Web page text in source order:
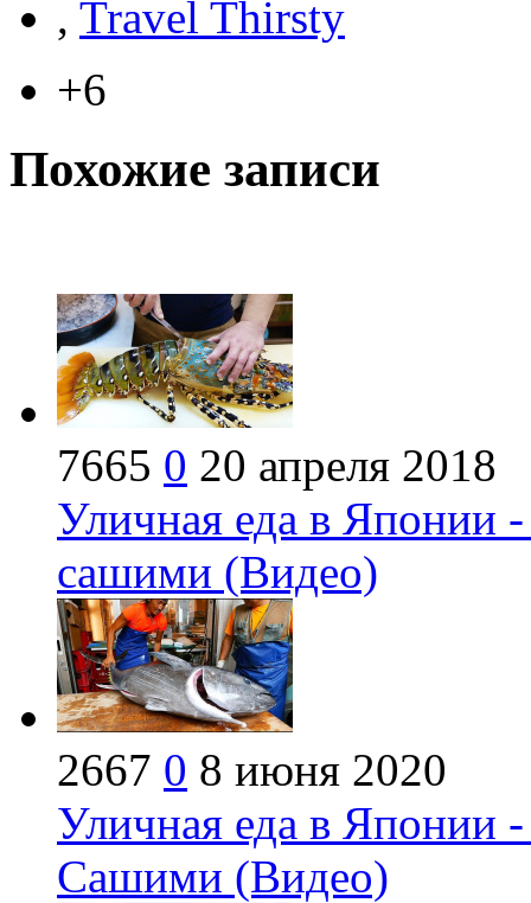
, Travel Thirsty
+6
Похожие записи
7665 0 20 апреля 2018
Уличная еда в Японии
сашими (Видео)
2667 0 8 июня 2020
Уличная еда в Японии -
Сашими (Видео)